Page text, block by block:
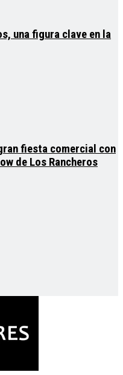
una figura clave en la
fiesta comercial con
de Los Rancheros